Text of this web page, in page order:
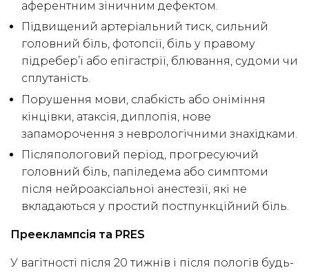
аферентним зіничним дефектом.
Підвищений артеріальний тиск, сильний
головний біль, фотопсії, біль у правому
підребер’ї або епігастрії, блювання, судоми чи
сплутаність.
Порушення мови, слабкість або оніміння
кінцівки, атаксія, диплопія, нове
запаморочення з неврологічними знахідками.
Післяпологовий період, прогресуючий
головний біль, папіледема або симптоми
після нейроаксіальної анестезії, які не
вкладаються у простий постпункційний біль.
Прееклампсія та PRES
У вагітності після 20 тижнів і після пологів будь-